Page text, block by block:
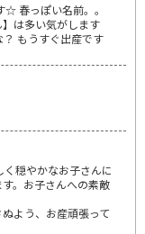
春っぽい名前。。
は多い気がします
もうすぐ出産です
穏やかなお子さんに
。お子さんへの素敵
よう、お産頑張って